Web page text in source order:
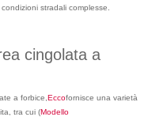
stradali complesse.
cingolata a
a forbice, Eccofornisce una varietà
tra cui (Modello